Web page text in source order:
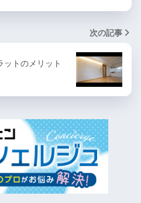
次の記事
ットのメリット